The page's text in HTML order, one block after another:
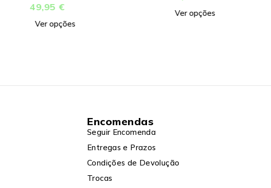
49,95 €
Ver opções
Ver opções
Encomendas
Seguir Encomenda
Entregas e Prazos
Condições de Devolução
Trocas